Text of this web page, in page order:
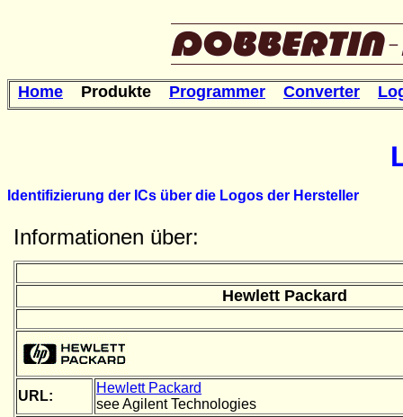
Home Produkte Programmer Converter
Identifizierung der ICs über die Logos der Hersteller
Informationen über:
Hewlett Packard
URL:
Hewlett Packard
see Agilent Technologies